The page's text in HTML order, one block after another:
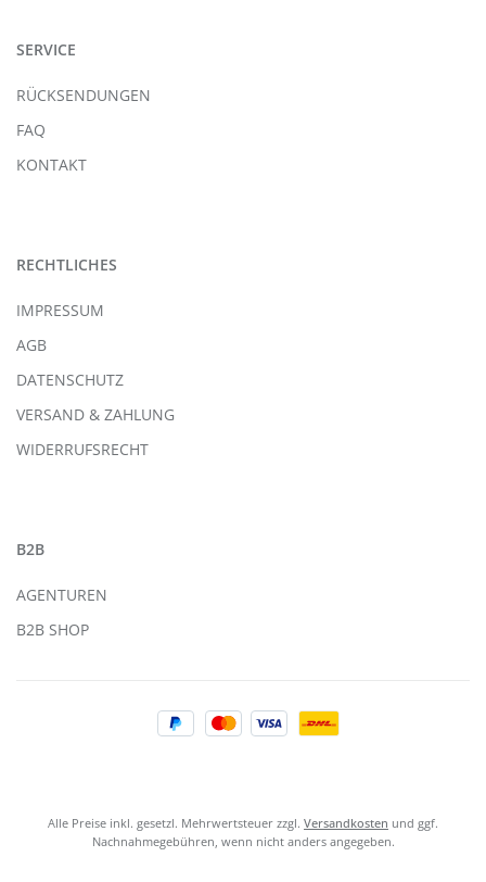
SERVICE
RÜCKSENDUNGEN
FAQ
KONTAKT
RECHTLICHES
IMPRESSUM
AGB
DATENSCHUTZ
VERSAND & ZAHLUNG
WIDERRUFSRECHT
B2B
AGENTUREN
B2B SHOP
Alle Preise inkl. gesetzl. Mehrwertsteuer zzgl. Versandkosten und ggf.
Nachnahmegebühren, wenn nicht anders angegeben.